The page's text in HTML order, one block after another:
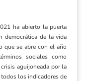
ha abierto la puerta
democrática de la vida
que se abre con el año
sociales como
aguijoneada por la
los indicadores de